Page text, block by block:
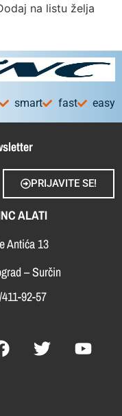
na listu želja
smart fast easy
PRIJAVITE SE!
ALATI
Antića 13
– Surčin
92-57